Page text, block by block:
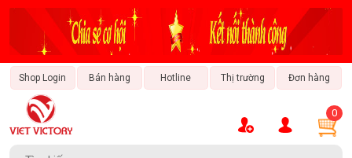
Shop Login Bán hàng Hotline Thị trường Đơn hàng
0